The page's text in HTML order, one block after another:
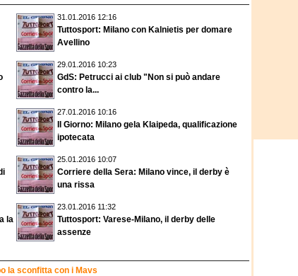
31.01.2016 12:16
Tuttosport: Milano con Kalnietis per domare
Avellino
29.01.2016 10:23
GdS: Petrucci ai club "Non si può andare
contro la...
27.01.2016 10:16
Il Giorno: Milano gela Klaipeda, qualificazione
ipotecata
25.01.2016 10:07
Corriere della Sera: Milano vince, il derby è
una rissa
la
23.01.2016 11:32
Tuttosport: Varese-Milano, il derby delle
assenze
la sconfitta con i Mavs